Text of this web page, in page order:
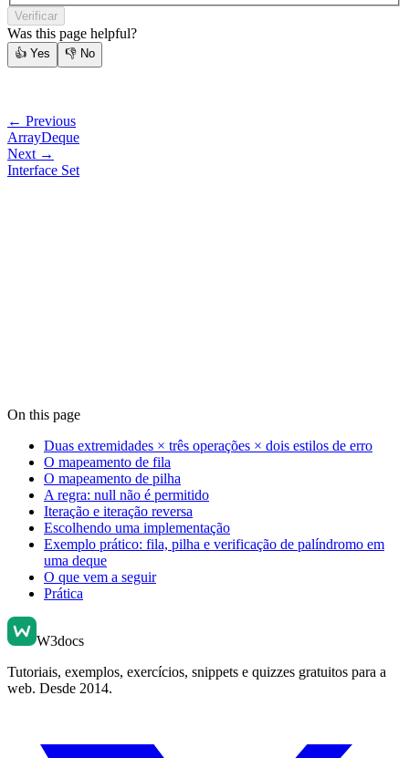
Verificar
Was this page helpful?
👍 Yes 👎 No
← Previous
ArrayDeque
Next →
Interface Set
On this page
Duas extremidades × três operações × dois estilos de erro
O mapeamento de fila
O mapeamento de pilha
A regra: null não é permitido
Iteração e iteração reversa
Escolhendo uma implementação
Exemplo prático: fila, pilha e verificação de palíndromo em
uma deque
O que vem a seguir
Prática
W3docs
Tutoriais, exemplos, exercícios, snippets e quizzes gratuitos para a
web. Desde 2014.